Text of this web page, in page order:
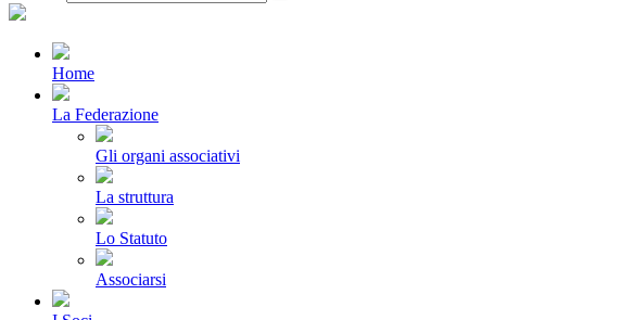
Home
La Federazione
Gli organi associativi
La struttura
Lo Statuto
Associarsi